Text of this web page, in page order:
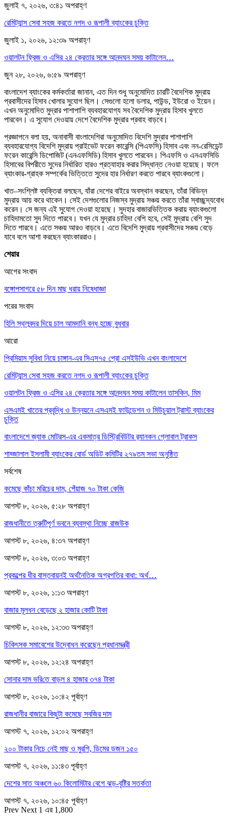
জুলাই ৭, ২০২৬, ৩:৪১ অপরাহ্ণ
রেমিট্যান্স সেবা সহজ করতে নগদ ও রূপালী ব্যাংকের চুক্তি
জুলাই ১, ২০২৬, ১২:৩৯ অপরাহ্ণ
ওয়ালটন ফ্রিজ ও এসির ২৪ ক্রেতার সঙ্গে আনন্দঘন সময় কাটালেন…
জুন ২৮, ২০২৬, ৬:৫৯ অপরাহ্ণ
বাংলাদেশ ব্যাংকের কর্মকর্তারা জানান, এত দিন শুধু অনুমোদিত চারটি বৈদেশিক মুদ্রায়
প্রবাসীদের হিসাব খোলার সুযোগ ছিল। সেগুলো হলো ডলার, পাউন্ড, ইউরো ও ইয়েন।
এখন অনুমোদিত মুদ্রার পাশাপাশি ব্যবহারযোগ্য সব বৈদেশিক মুদ্রায় হিসাব খুলতে
পারবেন। এ সুযোগ দেওয়ায় দেশে বৈদেশিক মুদ্রার প্রবাহ বাড়বে।
প্রজ্ঞাপনে বলা হয়, অনাবাসী বাংলাদেশিরা অনুমোদিত বিদেশি মুদ্রার পাশাপাশি
ব্যবহারযোগ্য বিদেশি মুদ্রায় প্রাইভেট ফরেন কারেন্সি (পিএফসি) হিসাব এবং নন-রেসিডেন্ট
ফরেন কারেন্সি ডিপোজিট (এনএফসিডি) হিসাব খুলতে পারবেন। পিএফসি ও এনএফসিডি
হিসাবের বিপরীতে সুদের নির্ধারিত হারও প্রত্যাহার করার সিদ্ধান্ত নেওয়া হয়েছে। ফলে
ব্যাংকার-গ্রাহক সম্পর্কের ভিত্তিতে সুদের হার নির্ধারণ করতে পারবে ব্যাংকগুলো।
খাত–সংশ্লিষ্ট ব্যক্তিরা বলছেন, যাঁরা দেশের বাইরে অবস্থান করছেন, তাঁরা বিভিন্ন
মুদ্রায় আয় করে থাকেন। সেই দেশগুলোর নিজস্ব মুদ্রায় সঞ্চয় করতে তাঁরা স্বাচ্ছন্দ্যবোধ
করেন। সে জন্য এই সুযোগ দেওয়া হয়েছে। সুদহার বাজারভিত্তিক করায় ব্যাংকগুলো
চাহিদামতো সুদ দিতে পারবে। যখন যে মুদ্রার চাহিদা বেশি হবে, সেই মুদ্রায় বেশি সুদ
দিতে পারবে। এতে সঞ্চয় আরও বাড়বে। এতে বিদেশি মুদ্রায় প্রবাসীদের সঞ্চয় বেড়ে
যাবে বলে আশা করছেন ব্যাংকাররাও।
শেয়ার
আগের সংবাদ
বঙ্গোপসাগরে ৫৮ দিন মাছ ধরায় নিষেধাজ্ঞা
পরের সংবাদ
হিলি স্থলবন্দর দিয়ে চাল আমদানি বন্ধ হচ্ছে বুধবার
আরো
প্রিমিয়াম সুবিধা নিয়ে চাঙ্গান-এর সিএস৭৫ প্রো এসইউভি এখন বাংলাদেশে
রেমিট্যান্স সেবা সহজ করতে নগদ ও রূপালী ব্যাংকের চুক্তি
ওয়ালটন ফ্রিজ ও এসির ২৪ ক্রেতার সঙ্গে আনন্দঘন সময় কাটালেন তাসকিন, মিম
এসএমই খাতের প্রবৃদ্ধি ও উন্নয়নে এসএমই ফাউন্ডেশন ও মিউচুয়াল ট্রাস্ট ব্যাংকের
চুক্তি
বাংলাদেশে জ্যাক মোটরস-এর একমাত্র ডিস্ট্রিবিউটর র‍্যানকন গ্লোবাল ট্রাকস
শাহ্জালাল ইসলামী ব্যাংকের বোর্ড অডিট কমিটির ২৭৯তম সভা অনুষ্ঠিত
সর্বশেষ
কমেছে কাঁচা মরিচের দাম, পেঁয়াজ ৭০ টাকা কেজি
আগস্ট ৮, ২০২৬, ৫:২৮ অপরাহ্ণ
রাজধানীতে ত্রুটিপূর্ণ ভবনে ব্যবস্থা নিচ্ছে রাজউক
আগস্ট ৮, ২০২৬, ৪:৩৭ অপরাহ্ণ
আগস্ট ৮, ২০২৬, ৩:০৩ অপরাহ্ণ
প্রকল্পের ধীর বাস্তবায়নই অর্থনৈতিক অগ্রগতির বাধা: অর্থ…
আগস্ট ৮, ২০২৬, ১:১৩ অপরাহ্ণ
বাজার মূলধন বেড়েছে ২ হাজার কোটি টাকা
আগস্ট ৮, ২০২৬, ১২:৩৩ অপরাহ্ণ
চিকিৎসক সমাবেশের উদ্বোধন করেছেন প্রধানমন্ত্রী
আগস্ট ৮, ২০২৬, ১২:২৪ অপরাহ্ণ
সোনার দাম ভ‌রি‌তে বাড়ল ৪ হাজার ৩৭৪ টাকা
আগস্ট ৮, ২০২৬, ১০:৪২ পূর্বাহ্ণ
রাজধানীর বাজারে কিছুটা কমেছে সবজির দাম
আগস্ট ৭, ২০২৬, ১২:০২ অপরাহ্ণ
২০০ টাকার নিচে নেই মাছ ও মুরগি, ডিমের ডজন ১৫০
আগস্ট ৭, ২০২৬, ১১:৪৩ পূর্বাহ্ণ
দেশের সাত অঞ্চলে ৬০ কিলোমিটার বেগে ঝড়-বৃষ্টির সতর্কতা
আগস্ট ৭, ২০২৬, ১০:৪৫ পূর্বাহ্ণ
Prev Next 1 এর 1,800